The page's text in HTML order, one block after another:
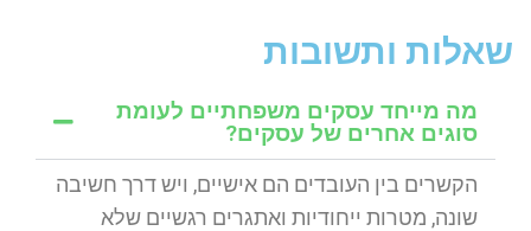
שאלות ותשובות
מה מייחד עסקים משפחתיים לעומת
סוגים אחרים של עסקים?
הקשרים בין העובדים הם אישיים, ויש דרך חשיבה
שונה, מטרות ייחודיות ואתגרים רגשיים שלא